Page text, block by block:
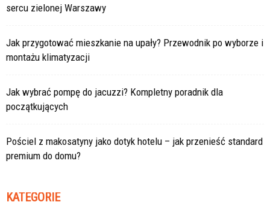
sercu zielonej Warszawy
Jak przygotować mieszkanie na upały? Przewodnik po wyborze i
montażu klimatyzacji
Jak wybrać pompę do jacuzzi? Kompletny poradnik dla
początkujących
Pościel z makosatyny jako dotyk hotelu – jak przenieść standard
premium do domu?
KATEGORIE